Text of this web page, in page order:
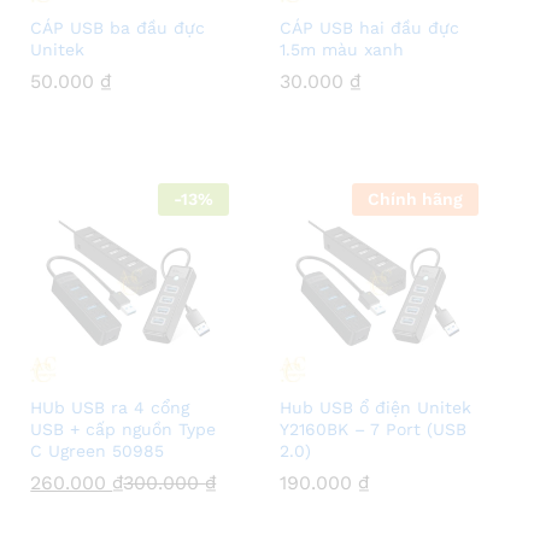
CÁP USB ba đầu đực
Unitek
50.000 ₫
50.000 ₫
CÁP USB hai đầu đực
1.5m màu xanh
30.000 ₫
30.000 ₫
-13%
HUb USB ra 4 cổng
USB + cấp nguồn Type
C Ugreen 50985
260.000 ₫300.000₫
260.000 ₫300.000₫
Chính hãng
Hub USB ổ điện Unitek
Y2160BK – 7 Port (USB
2.0)
190.000 ₫
190.000 ₫